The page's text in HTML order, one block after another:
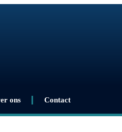
ons Contact